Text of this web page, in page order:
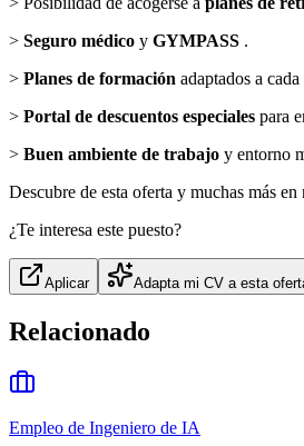
> Seguro médico y GYMPASS .
> Planes de formación adaptados a
> Portal de descuentos especiales para
> Buen ambiente de trabajo y entorno
Descubre de esta oferta y muchas más
¿Te interesa este puesto?
Aplicar Adapta mi CV a esta
Relacionado
Empleo de Ingeniero de IA